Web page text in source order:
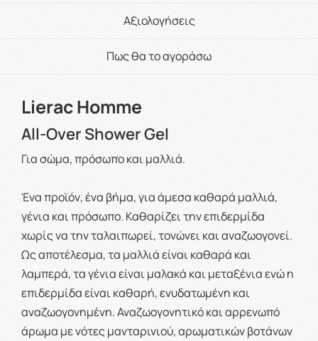
Αξιολογήσεις
Πως θα το αγοράσω
Lierac Homme
All-Over Shower Gel
Για σώμα, πρόσωπο και μαλλιά.
Ένα προϊόν, ένα βήμα, για άμεσα καθαρά μαλλιά,
γένια και πρόσωπο. Καθαρίζει την επιδερμίδα
χωρίς να την ταλαιπωρεί, τονώνει και αναζωογονεί.
Ως αποτέλεσμα, τα μαλλιά είναι καθαρά και
λαμπερά, τα γένια είναι μαλακά και μεταξένια ενώ η
επιδερμίδα είναι καθαρή, ενυδατωμένη και
αναζωογονημένη. Αναζωογονητικό και αρρενωπό
άρωμα με νότες μανταρινιού, αρωματικών βοτάνων